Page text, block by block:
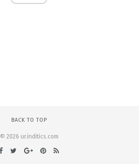
BACK TO TOP
© 2026 ur.inditics.com